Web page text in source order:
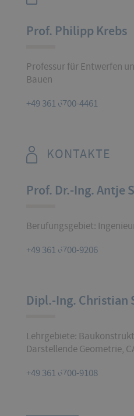
Prof. Philipp Krebs
Professur für Entwerfen
Bauen
+49 361 6700-4461
KONTAKTE
Prof. Dr.-Ing. Antje
Berufungsgebiet:
+49 361 6700-9206
Dipl.-Ing. Christian
Lehrgebiete:
Darstellende Geometrie,
+49 361 6700-9108